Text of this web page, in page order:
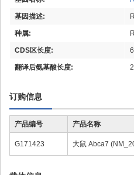
基因描述:
种属:
CDS区长度:
翻译后氨基酸长度:
订购信息
产品编号 产品名称
G171423 大鼠 Abca7